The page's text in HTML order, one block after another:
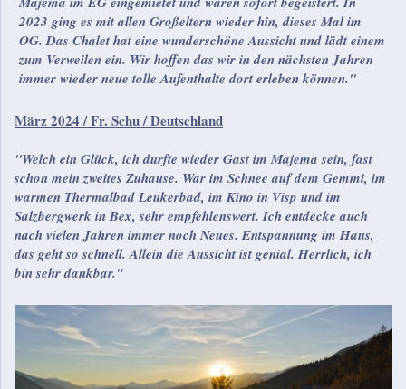
2023 ging es mit allen Großeltern wieder hin, dieses Mal im
OG. Das Chalet hat eine wunderschöne Aussicht und lädt einem
zum Verweilen ein. Wir hoffen das wir in den nächsten Jahren
immer wieder neue tolle Aufenthalte dort erleben können."
März 2024 / Fr. Schu / Deutschland
"Welch ein Glück, ich durfte wieder Gast im Majema sein, fast
schon mein zweites Zuhause. War im Schnee auf dem Gemmi, im
warmen Thermalbad Leukerbad, im Kino in Visp und im
Salzbergwerk in Bex, sehr empfehlenswert. Ich entdecke auch
nach vielen Jahren immer noch Neues. Entspannung im Haus,
das geht so schnell. Allein die Aussicht ist genial. Herrlich, ich
bin sehr dankbar."